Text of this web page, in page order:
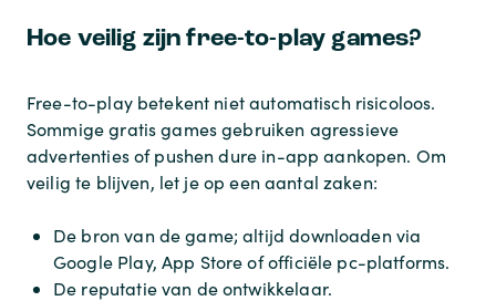
Hoe veilig zijn free-to-play games?
Free-to-play betekent niet automatisch risicoloos.
Sommige gratis games gebruiken agressieve
advertenties of pushen dure in-app aankopen. Om
veilig te blijven, let je op een aantal zaken:
De bron van de game; altijd downloaden via
Google Play, App Store of officiële pc-platforms.
De reputatie van de ontwikkelaar.